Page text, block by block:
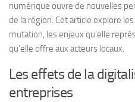
numérique ouvre de nouvelles
de la région. Cet article explore
mutation, les enjeux qu’elle
qu’elle offre aux acteurs locaux.
Les effets de la
entreprises